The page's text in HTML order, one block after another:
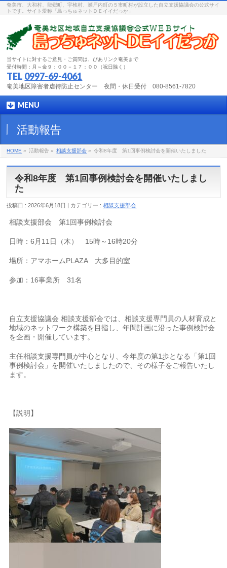
奄美市、大和村、龍郷町、宇検村、瀬戸内町の５市町村が設立した自立支援協議会の公式サイ
トです。サイト愛称「島っちゅネットＤＥイイだっか」
当サイトに対するご意見・ご質問は、ぴあリンク奄美まで
受付時間：月～金９：００－１７：００（祝日除く）
TEL 0997-69-4061
奄美地区障害者虐待防止センター 夜間・休日受付 080-8561-7820
MENU
活動報告
HOME » 活動報告 » 相談支援部会 » 令和8年度 第1回事例検討会を開催いたしました
令和8年度 第1回事例検討会を開催いたしまし
た
投稿日 : 2026年6月18日 | カテゴリー :相談支援部会
相談支援部会 第1回事例検討会
日時：6月11日（木） 15時～16時20分
場所：アマホームPLAZA 大多目的室
参加：16事業所 31名
自立支援協議会 相談支援部会では、相談支援専門員の人材育成と
地域のネットワーク構築を目指し、年間計画に沿った事例検討会
を企画・開催しています。
主任相談支援専門員が中心となり、今年度の第1歩となる「第1回
事例検討会」を開催いたしましたので、その様子をご報告いたし
ます。
【説明】